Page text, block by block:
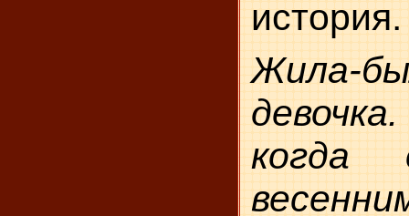
история.
Жила-
когда